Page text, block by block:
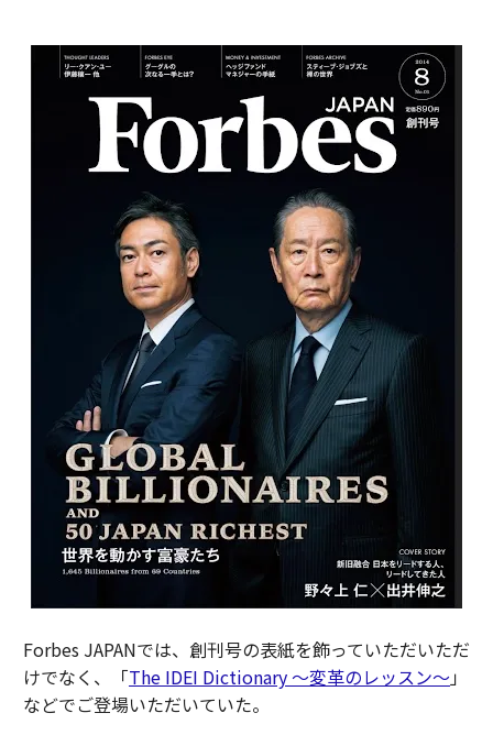
Forbes JAPANでは、創刊号の表紙を飾っていただいただ
けでなく、「The IDEI Dictionary 〜変革のレッスン〜」
などでご登場いただいていた。